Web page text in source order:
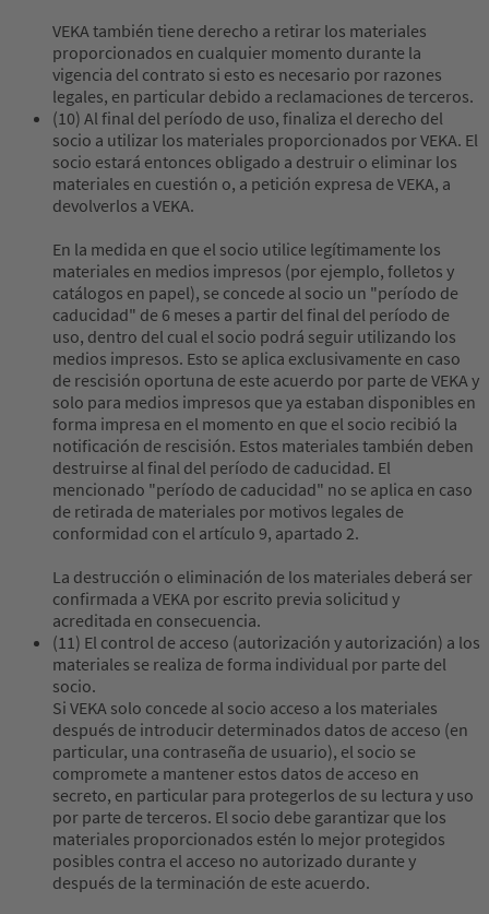
VEKA también tiene derecho a retirar los materiales
proporcionados en cualquier momento durante la
vigencia del contrato si esto es necesario por razones
legales, en particular debido a reclamaciones de terceros.
(10) Al final del período de uso, finaliza el derecho del
socio a utilizar los materiales proporcionados por VEKA. El
socio estará entonces obligado a destruir o eliminar los
materiales en cuestión o, a petición expresa de VEKA, a
devolverlos a VEKA.
En la medida en que el socio utilice legítimamente los
materiales en medios impresos (por ejemplo, folletos y
catálogos en papel), se concede al socio un "período de
caducidad" de 6 meses a partir del final del período de
uso, dentro del cual el socio podrá seguir utilizando los
medios impresos. Esto se aplica exclusivamente en caso
de rescisión oportuna de este acuerdo por parte de VEKA y
solo para medios impresos que ya estaban disponibles en
forma impresa en el momento en que el socio recibió la
notificación de rescisión. Estos materiales también deben
destruirse al final del período de caducidad. El
mencionado "período de caducidad" no se aplica en caso
de retirada de materiales por motivos legales de
conformidad con el artículo 9, apartado 2.
La destrucción o eliminación de los materiales deberá ser
confirmada a VEKA por escrito previa solicitud y
acreditada en consecuencia.
(11) El control de acceso (autorización y autorización) a los
materiales se realiza de forma individual por parte del
socio.
Si VEKA solo concede al socio acceso a los materiales
después de introducir determinados datos de acceso (en
particular, una contraseña de usuario), el socio se
compromete a mantener estos datos de acceso en
secreto, en particular para protegerlos de su lectura y uso
por parte de terceros. El socio debe garantizar que los
materiales proporcionados estén lo mejor protegidos
posibles contra el acceso no autorizado durante y
después de la terminación de este acuerdo.